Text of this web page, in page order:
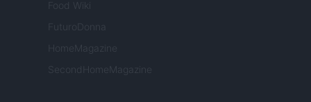
Food Wiki
FuturoDonna
HomeMagazine
SecondHomeMagazine